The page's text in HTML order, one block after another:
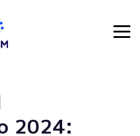
2024: